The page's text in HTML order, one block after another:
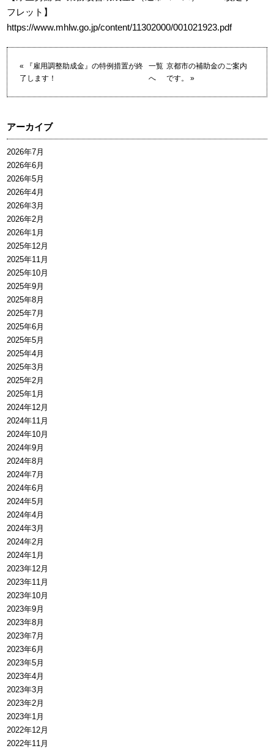
フレット】
https://www.mhlw.go.jp/content/11302000/001021923.pdf
«
『雇用調整助成金』の特例措置が終
了します！
一覧
へ
京都市の補助金のご案内
です。
»
アーカイブ
2026年7月
2026年6月
2026年5月
2026年4月
2026年3月
2026年2月
2026年1月
2025年12月
2025年11月
2025年10月
2025年9月
2025年8月
2025年7月
2025年6月
2025年5月
2025年4月
2025年3月
2025年2月
2025年1月
2024年12月
2024年11月
2024年10月
2024年9月
2024年8月
2024年7月
2024年6月
2024年5月
2024年4月
2024年3月
2024年2月
2024年1月
2023年12月
2023年11月
2023年10月
2023年9月
2023年8月
2023年7月
2023年6月
2023年5月
2023年4月
2023年3月
2023年2月
2023年1月
2022年12月
2022年11月